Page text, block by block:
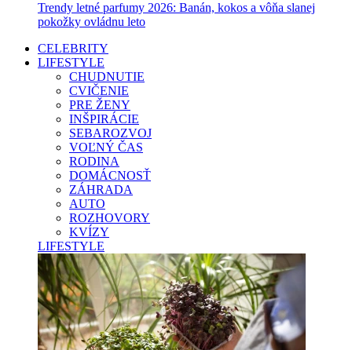
Trendy letné parfumy 2026: Banán, kokos a vôňa slanej
pokožky ovládnu leto
CELEBRITY
LIFESTYLE
CHUDNUTIE
CVIČENIE
PRE ŽENY
INŠPIRÁCIE
SEBAROZVOJ
VOĽNÝ ČAS
RODINA
DOMÁCNOSŤ
ZÁHRADA
AUTO
ROZHOVORY
KVÍZY
LIFESTYLE